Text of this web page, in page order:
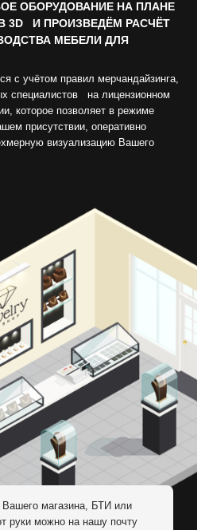
ОБОРУДОВАНИЕ НА ПЛАНЕ
3D И ПРОИЗВЕДЁМ РАСЧЁТ
МЕБЕЛИ ДЛЯ
с учётом правил мерчандайзинга,
специалистов на лицензионном
которое позволяет в режиме
присутствии, оперативно
визуализацию Вашего
магазина, БТИ или
руки можно на нашу почту